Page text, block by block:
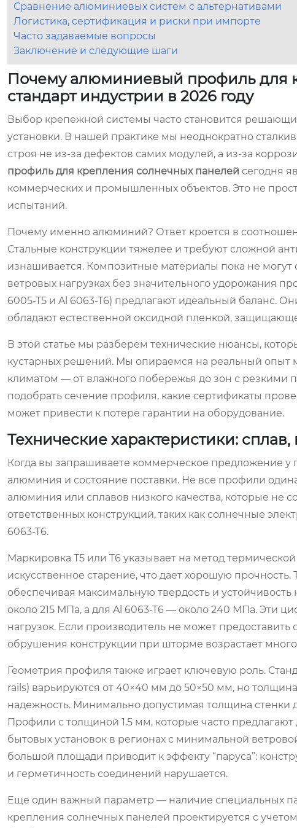
Сравнение алюминиевых систем с альтернативами
Логистика, сертификация и риски при импорте
Часто задаваемые вопросы
Заключение и следующие шаги
Почему алюминиевый профиль для
стандарт индустрии в 2026 году
Выбор крепежной системы часто становится
установки. В нашей практике мы неоднократно
строя не из-за дефектов самих модулей, а из-за
профиль для крепления солнечных панелей сегодня
коммерческих и промышленных объектов. Это не
испытаний.
Почему именно алюминий? Ответ кроется в
Стальные конструкции тяжелее и требуют сложной
изнашивается. Композитные материалы пока не
ветровых нагрузках без значительного удорожания
6005-T5 и Al 6063-T6) предлагают идеальный баланс.
обладают естественной оксидной пленкой,
В этой статье мы разберем технические нюансы,
кустарных решений. Мы опираемся на реальный опыт
климатом — от влажного побережья до зон с резкими
подобрать сечение профиля, какие сертификаты
может привести к потере гарантии на оборудование.
Технические характеристики:
Когда вы запрашиваете коммерческое предложение у
алюминия и состояние поставки. Не все профили
алюминия или сплавов низкого качества, которые не
ответственных конструкций, таких как солнечные
6063-T6.
Маркировка T5 или T6 указывает на метод
искусственное старение, что дает хорошую
обеспечивая максимальную твердость и
около 215 МПа, а для Al 6063-T6 — около 240 МПа. Эти
нагрузок. Если производитель не может
обрушения конструкции при шторме возрастает
Геометрия профиля также играет ключевую роль.
rails) варьируются от 40×40 мм до 50×50 мм, но
надежность. Минимально допустимая толщина стенки
Профили с толщиной 1.5 мм, которые часто
бытовых установок в регионах с минимальной
большой площади приводит к эффекту “паруса”:
и герметичность соединений нарушается.
Еще один важный параметр — наличие специальных
крепления солнечных панелей проектируется с